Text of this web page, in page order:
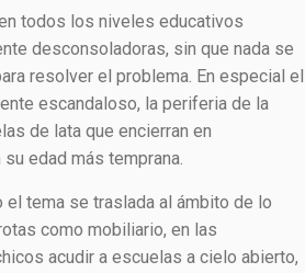
todos los niveles educativos
desconsoladoras, sin que nada se
resolver el problema. En especial el
escandaloso, la periferia de la
de lata que encierran en
edad más temprana.
el tema se traslada al ámbito de lo
como mobiliario, en las
acudir a escuelas a cielo abierto,